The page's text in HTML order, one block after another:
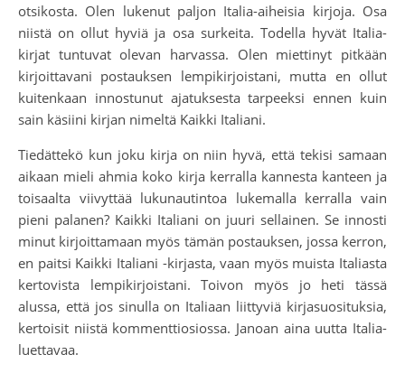
otsikosta. Olen lukenut paljon Italia-aiheisia kirjoja. Osa
niistä on ollut hyviä ja osa surkeita. Todella hyvät Italia-
kirjat tuntuvat olevan harvassa. Olen miettinyt pitkään
kirjoittavani postauksen lempikirjoistani, mutta en ollut
kuitenkaan innostunut ajatuksesta tarpeeksi ennen kuin
sain käsiini kirjan nimeltä Kaikki Italiani.
Tiedättekö kun joku kirja on niin hyvä, että tekisi samaan
aikaan mieli ahmia koko kirja kerralla kannesta kanteen ja
toisaalta viivyttää lukunautintoa lukemalla kerralla vain
pieni palanen? Kaikki Italiani on juuri sellainen. Se innosti
minut kirjoittamaan myös tämän postauksen, jossa kerron,
en paitsi Kaikki Italiani -kirjasta, vaan myös muista Italiasta
kertovista lempikirjoistani. Toivon myös jo heti tässä
alussa, että jos sinulla on Italiaan liittyviä kirjasuosituksia,
kertoisit niistä kommenttiosiossa. Janoan aina uutta Italia-
luettavaa.